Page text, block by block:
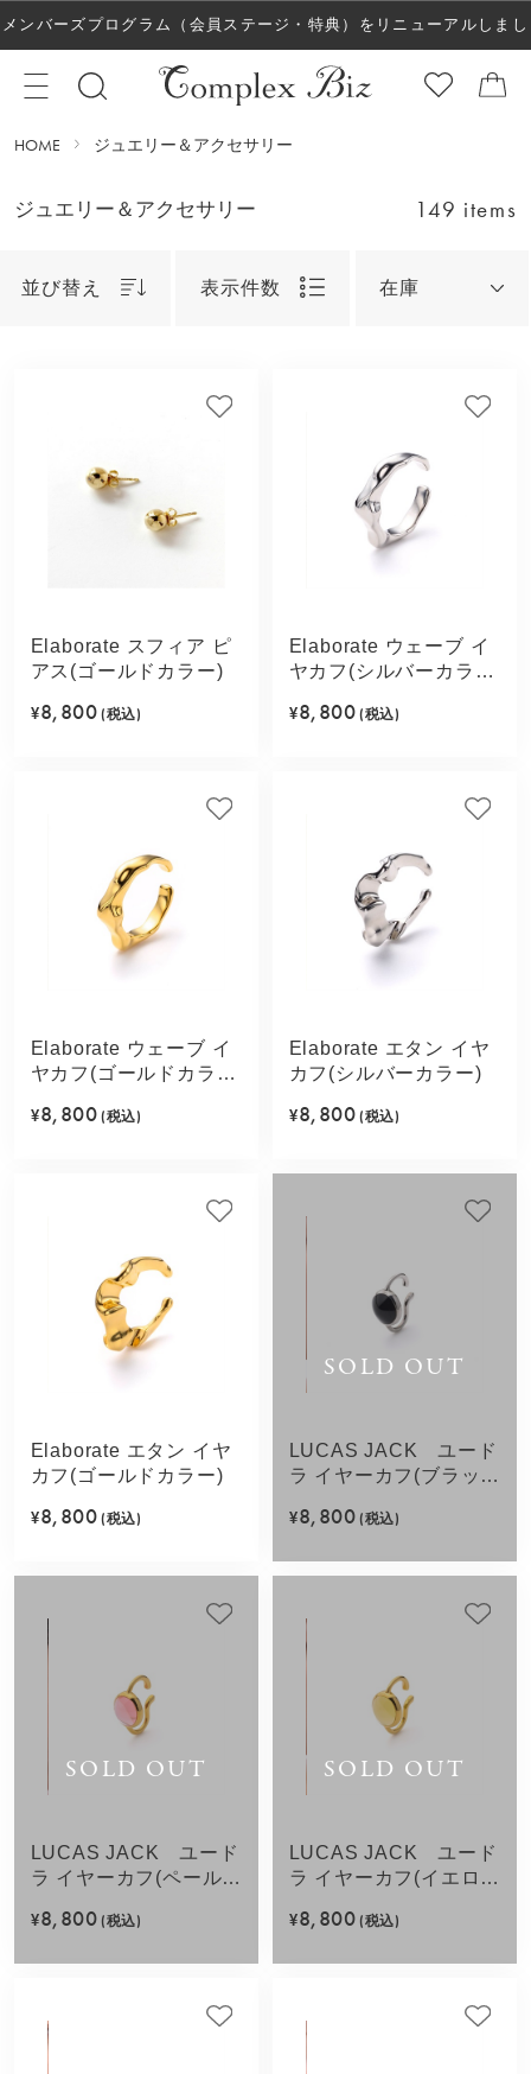
メンバーズプログラム（会員ステージ・特典）をリニューアルしまし
た！
HOME ジュエリー＆アクセサリー
ジュエリー＆アクセサリー 149 items
並び替え 表示件数 在庫
Elaborate スフィア ピ
アス(ゴールドカラー)
¥8,800 (税込)
Elaborate ウェーブ イ
ヤカフ(シルバーカラ
¥8,800 (税込)
Elaborate ウェーブ イ
ヤカフ(ゴールドカラ
¥8,800 (税込)
Elaborate エタン イヤ
カフ(シルバーカラー)
¥8,800 (税込)
Elaborate エタン イヤ
カフ(ゴールドカラー)
¥8,800 (税込)
SOLD OUT
LUCAS JACK ユード
ラ イヤーカフ(ブラッ
¥8,800 (税込)
SOLD OUT
LUCAS JACK ユード
ラ イヤーカフ(ペールピ
¥8,800 (税込)
SOLD OUT
LUCAS JACK ユード
ラ イヤーカフ(イエロ
¥8,800 (税込)